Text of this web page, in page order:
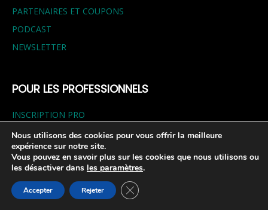
PARTENAIRES ET COUPONS
PODCAST
NEWSLETTER
POUR LES PROFESSIONNELS
INSCRIPTION PRO
LE BLOG BUSINESS
FAIRE TESTER MES PRODUITS
ME RÉFÉRENCER SUR L’ANNUAIRE
LOUER DES BANNIÈRES
Nous utilisons des cookies pour vous offrir la meilleure
expérience sur notre site.
Vous pouvez en savoir plus sur les cookies que nous utilisons ou
les désactiver dans les paramètres.
Accepter Rejeter Fermer la bannière des cookies